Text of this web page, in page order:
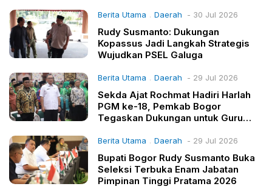
Berita Utama . Daerah - 30 Jul 2026
Rudy Susmanto: Dukungan
Kopassus Jadi Langkah Strategis
Wujudkan PSEL Galuga
Berita Utama . Daerah - 29 Jul 2026
Sekda Ajat Rochmat Hadiri Harlah
PGM ke-18, Pemkab Bogor
Tegaskan Dukungan untuk Guru
Berita Utama . Daerah - 29 Jul 2026
Bupati Bogor Rudy Susmanto Buka
Seleksi Terbuka Enam Jabatan
Pimpinan Tinggi Pratama 2026